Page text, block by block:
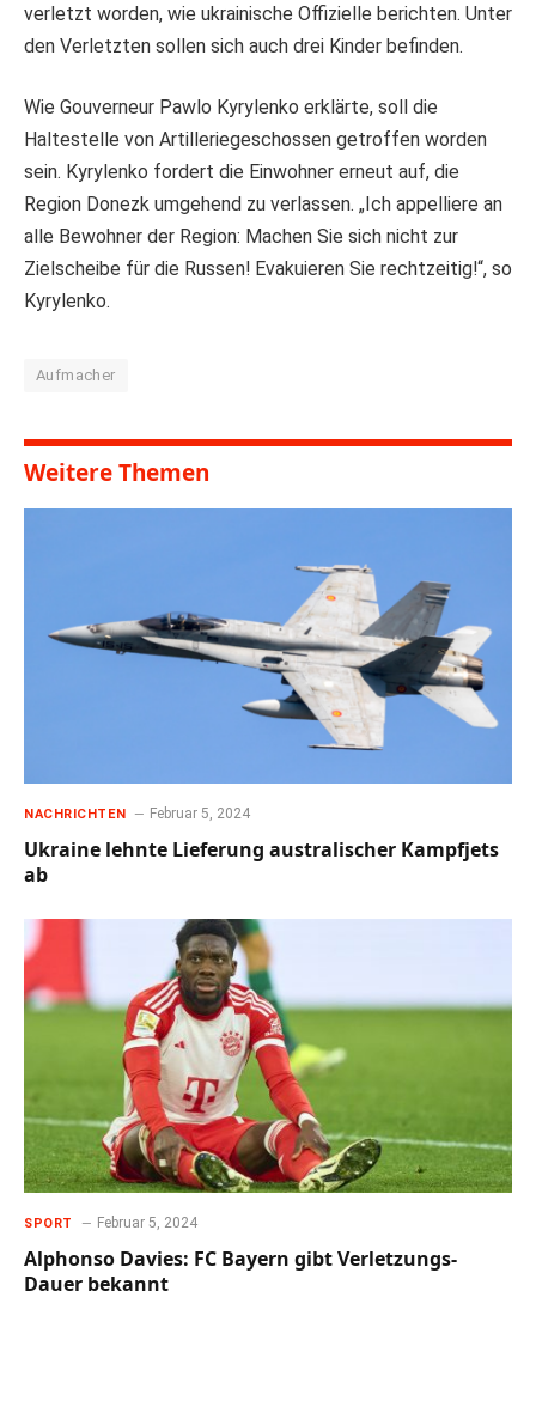
verletzt worden, wie ukrainische Offizielle berichten. Unter
den Verletzten sollen sich auch drei Kinder befinden.
Wie Gouverneur Pawlo Kyrylenko erklärte, soll die
Haltestelle von Artilleriegeschossen getroffen worden
sein. Kyrylenko fordert die Einwohner erneut auf, die
Region Donezk umgehend zu verlassen. „Ich appelliere an
alle Bewohner der Region: Machen Sie sich nicht zur
Zielscheibe für die Russen! Evakuieren Sie rechtzeitig!“, so
Kyrylenko.
Aufmacher
Weitere Themen
NACHRICHTEN Februar 5, 2024
Ukraine lehnte Lieferung australischer Kampfjets
ab
SPORT Februar 5, 2024
Alphonso Davies: FC Bayern gibt Verletzungs-
Dauer bekannt